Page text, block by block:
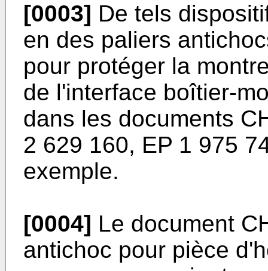
[0003] De tels
en des paliers
pour protéger la
de l'interface boîtier-
dans les documents
2 629 160, EP 1 975
exemple.
[0004] Le document
antichoc pour pièce